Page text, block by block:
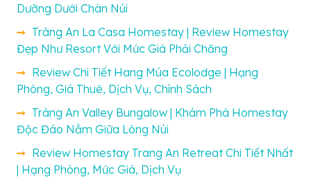
Dưỡng Dưới Chân Núi
Tràng An La Casa Homestay | Review Homestay
Đẹp Như Resort Với Mức Giá Phải Chăng
Review Chi Tiết Hang Múa Ecolodge | Hạng
Phòng, Giá Thuê, Dịch Vụ, Chính Sách
Tràng An Valley Bungalow | Khám Phá Homestay
Độc Đáo Nằm Giữa Lòng Núi
Review Homestay Trang An Retreat Chi Tiết Nhất
| Hạng Phòng, Mức Giá, Dịch Vụ